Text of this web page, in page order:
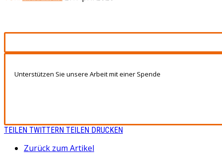
Unterstützen Sie unsere Arbeit mit einer Spende
TEILEN TWITTERN TEILEN DRUCKEN
Zurück zum Artikel